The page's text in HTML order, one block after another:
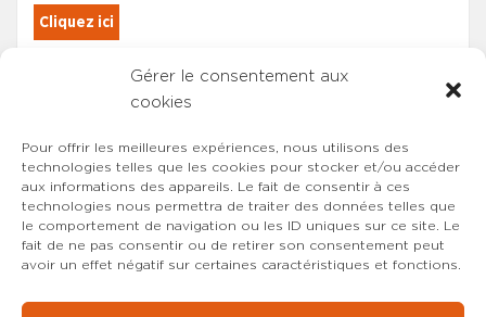
Gérer le consentement aux
cookies
Pour offrir les meilleures expériences, nous utilisons des
technologies telles que les cookies pour stocker et/ou accéder
aux informations des appareils. Le fait de consentir à ces
technologies nous permettra de traiter des données telles que
le comportement de navigation ou les ID uniques sur ce site. Le
fait de ne pas consentir ou de retirer son consentement peut
avoir un effet négatif sur certaines caractéristiques et fonctions.
Cliquez ici
Les adhérents du SYNCASS-CFDT
sont automatiquement inscrits.